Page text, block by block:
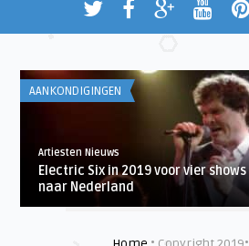
AANKONDIGINGEN
Artiesten Nieuws
Electric Six in 2019 voor vier shows
naar Nederland